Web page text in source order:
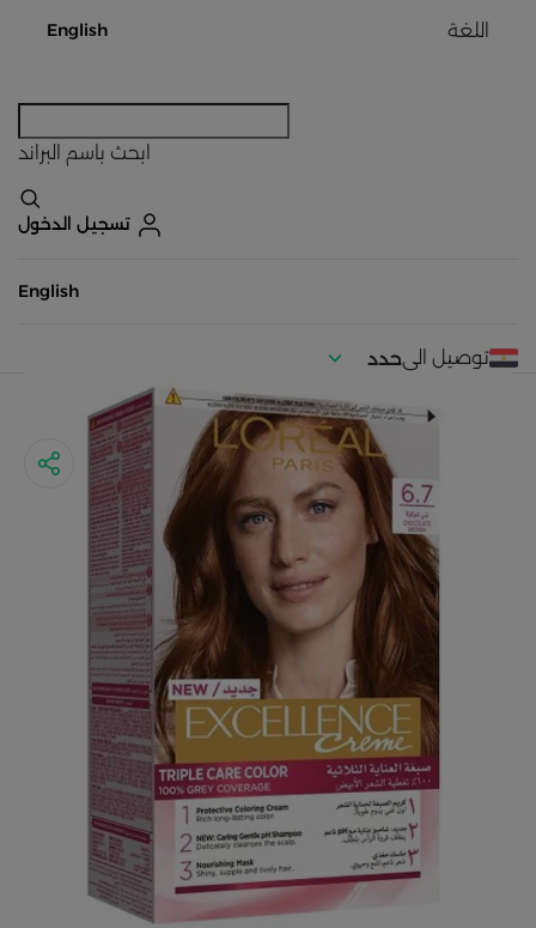
اللغة English
ابحث باسم البراند
تسجيل الدخول
English
توصيل الىحدد